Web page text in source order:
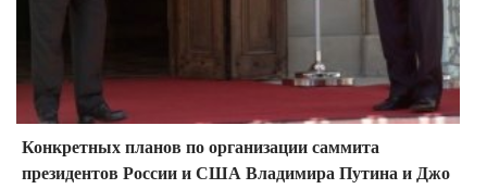
Конкретных планов по организации саммита
президентов России и США Владимира Путина и Джо